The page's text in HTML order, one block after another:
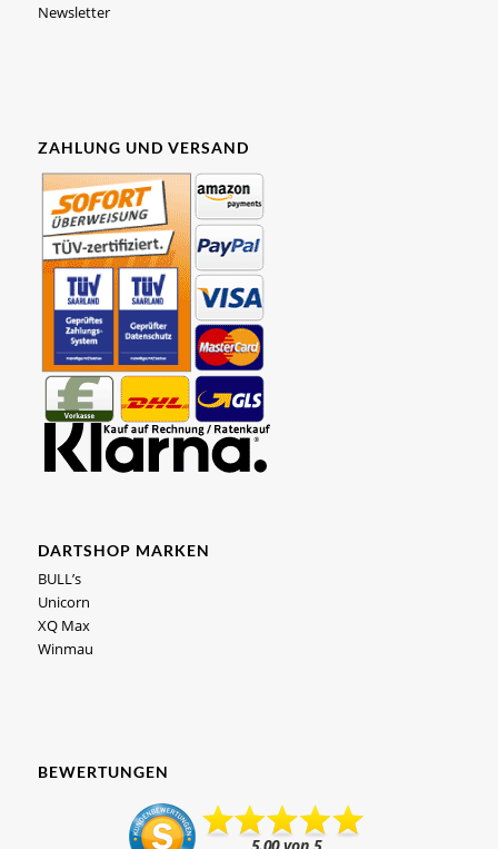
Newsletter
ZAHLUNG UND VERSAND
DARTSHOP MARKEN
BULL’s
Unicorn
XQ Max
Winmau
BEWERTUNGEN